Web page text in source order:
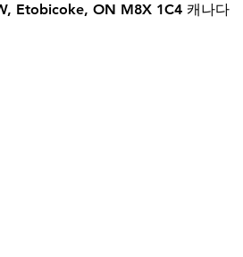
Etobicoke, ON M8X 1C4 캐나다